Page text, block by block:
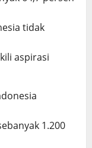
tidak
aspirasi
1.200